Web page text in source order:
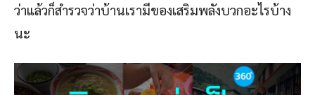
ว่าแล้วก็สำรวจว่าบ้านเรามีของเสริมพลังบวกอะไรบ้าง
นะ